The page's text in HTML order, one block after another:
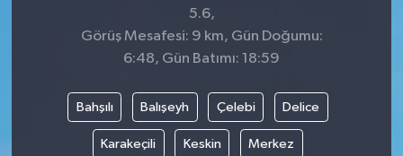
5.6,
Görüş Mesafesi: 9 km, Gün Doğumu:
6:48, Gün Batımı: 18:59
Bahşılı Balışeyh Çelebi Delice
Karakeçili Keskin Merkez